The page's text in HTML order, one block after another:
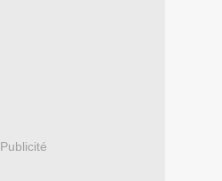
Publicité